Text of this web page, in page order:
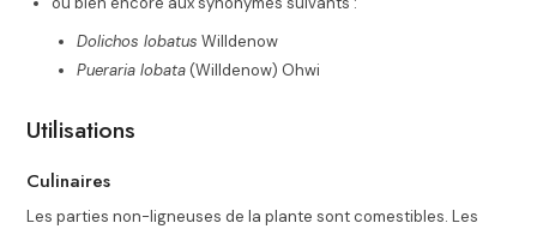
Dolichos lobatus Willdenow
Pueraria lobata(Willdenow) Ohwi
Utilisations
Culinaires
Les parties non-ligneuses de la plante sont comestibles. Les